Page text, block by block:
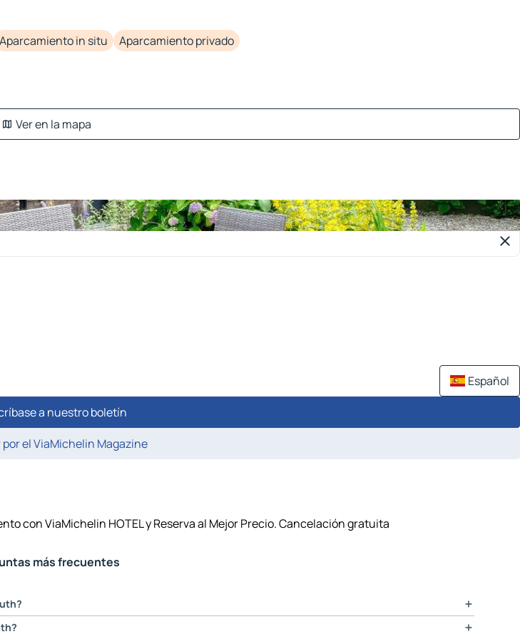
Aparcamiento in situ Aparcamiento privado
Ver en la mapa
Español
a nuestro boletín
por el ViaMichelin Magazine
con ViaMichelin HOTEL y Reserva al Mejor Precio. Cancelación gratuita
más frecuentes
que se han alojado en este establecimiento es de 10 para el Heron House Tweedmouth.